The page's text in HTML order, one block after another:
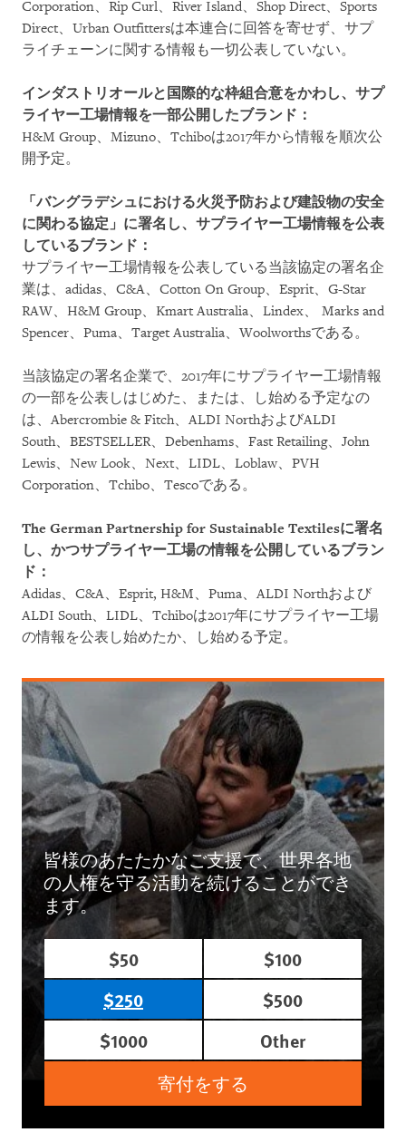
Corporation、Rip Curl、River Island、Shop Direct、Sports
Direct、Urban Outfittersは本連合に回答を寄せず、サプ
ライチェーンに関する情報も一切公表していない。
インダストリオールと国際的な枠組合意をかわし、サプ
ライヤー工場情報を一部公開したブランド：
H&M Group、Mizuno、Tchiboは2017年から情報を順次公
開予定。
「バングラデシュにおける火災予防および建設物の安全
に関わる協定」に署名し、サプライヤー工場情報を公表
しているブランド：
サプライヤー工場情報を公表している当該協定の署名企
業は、adidas、C&A、Cotton On Group、Esprit、G-Star
RAW、H&M Group、Kmart Australia、Lindex、 Marks and
Spencer、Puma、Target Australia、Woolworthsである。
当該協定の署名企業で、2017年にサプライヤー工場情報
の一部を公表しはじめた、または、し始める予定なの
は、Abercrombie & Fitch、ALDI NorthおよびALDI
South、BESTSELLER、Debenhams、Fast Retailing、John
Lewis、New Look、Next、LIDL、Loblaw、PVH
Corporation、Tchibo、Tescoである。
The German Partnership for Sustainable Textilesに署名
し、かつサプライヤー工場の情報を公開しているブラン
ド：
Adidas、C&A、Esprit, H&M、Puma、ALDI Northおよび
ALDI South、LIDL、Tchiboは2017年にサプライヤー工場
の情報を公表し始めたか、し始める予定。
皆様のあたたかなご支援で、世界各地
の人権を守る活動を続けることができ
ます。
$50
$100
$250
$500
$1000
Other
寄付をする